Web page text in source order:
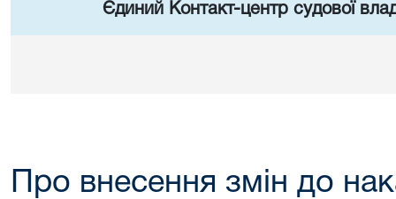
Єдиний Контакт-центр судової
Про внесення змін до